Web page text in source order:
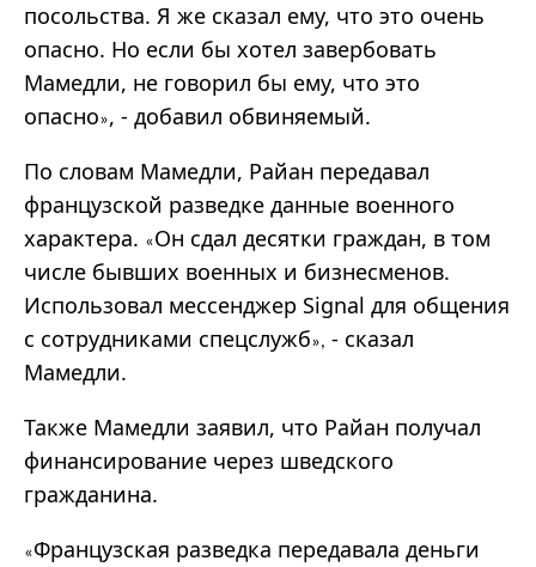
посольства. Я же сказал ему, что это очень
опасно. Но если бы хотел завербовать
Мамедли, не говорил бы ему, что это
опасно», - добавил обвиняемый.
По словам Мамедли, Райан передавал
французской разведке данные военного
характера. «Он сдал десятки граждан, в том
числе бывших военных и бизнесменов.
Использовал мессенджер Signal для общения
с сотрудниками спецслужб», - сказал
Мамедли.
Также Мамедли заявил, что Райан получал
финансирование через шведского
гражданина.
«Французская разведка передавала деньги